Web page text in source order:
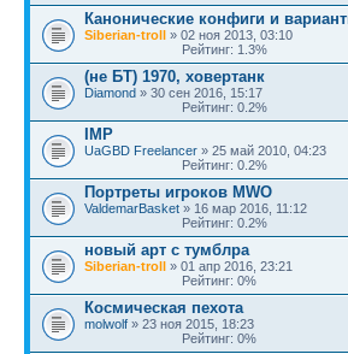
Канонические конфиги и
Siberian-troll » 02 ноя 2013, 03:10
Рейтинг: 1.3%
(не БТ) 1970, ховертанк
Diamond » 30 сен 2016, 15:17
Рейтинг: 0.2%
IMP
UaGBD Freelancer » 25 май 2010, 04:23
Рейтинг: 0.2%
Портреты игроков MWO
ValdemarBasket » 16 мар 2016, 11:12
Рейтинг: 0.2%
новый арт с тумблра
Siberian-troll » 01 апр 2016, 23:21
Рейтинг: 0%
Космическая пехота
molwolf » 23 ноя 2015, 18:23
Рейтинг: 0%